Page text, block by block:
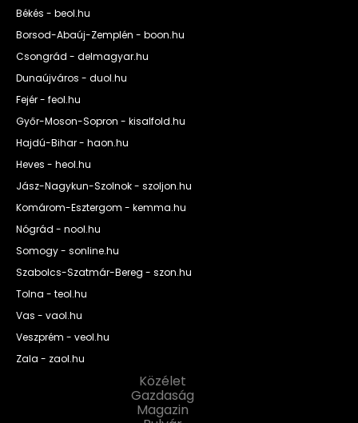
Békés - beol.hu
Borsod-Abaúj-Zemplén - boon.hu
Csongrád - delmagyar.hu
Dunaújváros - duol.hu
Fejér - feol.hu
Győr-Moson-Sopron - kisalfold.hu
Hajdú-Bihar - haon.hu
Heves - heol.hu
Jász-Nagykun-Szolnok - szoljon.hu
Komárom-Esztergom - kemma.hu
Nógrád - nool.hu
Somogy - sonline.hu
Szabolcs-Szatmár-Bereg - szon.hu
Tolna - teol.hu
Vas - vaol.hu
Veszprém - veol.hu
Zala - zaol.hu
Közélet
Gazdaság
Magazin